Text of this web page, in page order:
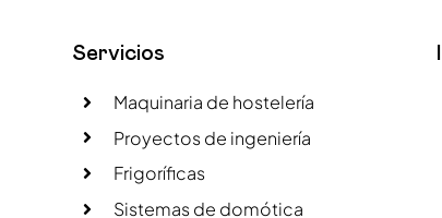
Servicios
Maquinaria de hostelería
Proyectos de ingeniería
Frigoríficas
Sistemas de domótica